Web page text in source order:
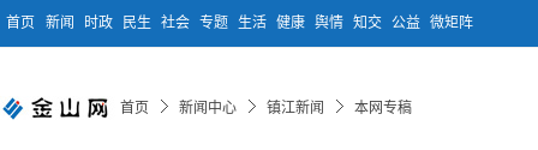
首页 新闻 时政 民生 社会 专题 生活 健康 舆情 知交 公益 微矩阵
首页 新闻中心 镇江新闻 本网专稿